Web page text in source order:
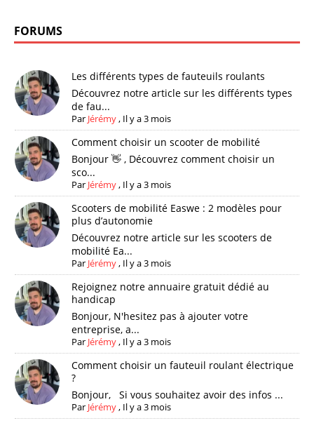
FORUMS
Les différents types de fauteuils roulants
Découvrez notre article sur les différents types
de fau...
Par Jérémy, Il y a 3 mois
Comment choisir un scooter de mobilité
Bonjour 👋 , Découvrez comment choisir un
sco...
Par Jérémy, Il y a 3 mois
Scooters de mobilité Easwe : 2 modèles pour
plus d’autonomie
Découvrez notre article sur les scooters de
mobilité Ea...
Par Jérémy, Il y a 3 mois
Rejoignez notre annuaire gratuit dédié au
handicap
Bonjour, N'hesitez pas à ajouter votre
entreprise, a...
Par Jérémy, Il y a 3 mois
Comment choisir un fauteuil roulant électrique
?
Bonjour, Si vous souhaitez avoir des infos ...
Par Jérémy, Il y a 3 mois